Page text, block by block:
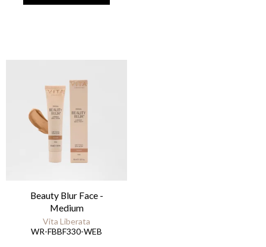
Beauty Blur Face -
Medium
Vita Liberata
WR-FBBF330-WEB